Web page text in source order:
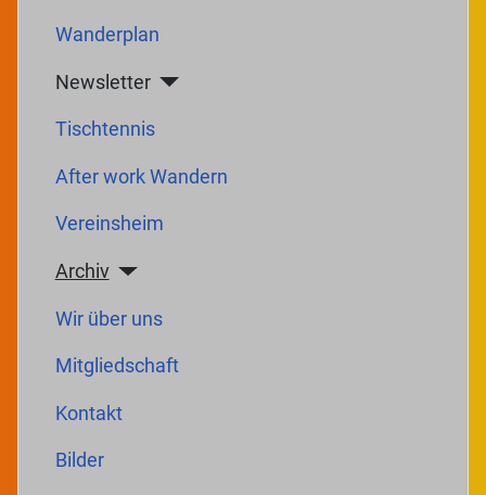
Wanderplan
Newsletter
Tischtennis
After work Wandern
Vereinsheim
Archiv
Wir über uns
Mitgliedschaft
Kontakt
Bilder